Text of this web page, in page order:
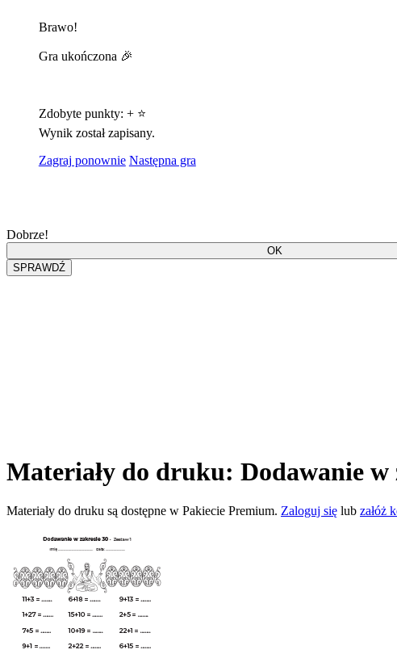
Brawo!
Gra ukończona 🎉
Zdobyte punkty: +⭐
Wynik został zapisany.
Zagraj ponownie Następna gra
Dobrze!
Materiały do druku: Dodawanie w
Materiały do druku są dostępne w Pakiecie Premium. Zaloguj się lub załóż